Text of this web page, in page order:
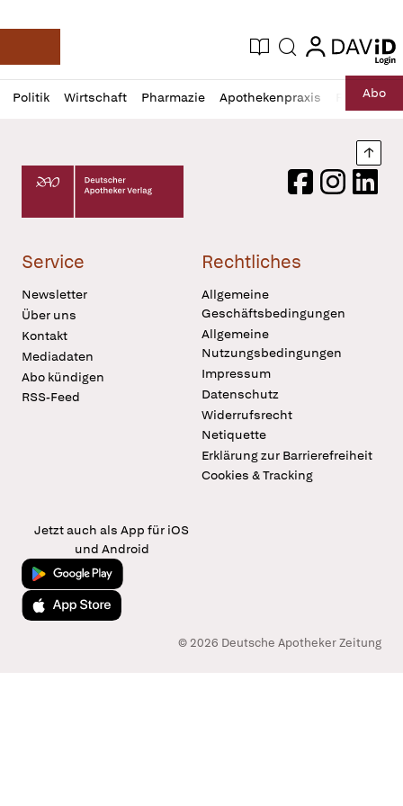
Deutsche Apotheker Zeitung
Aktuelle Ausgabe
Suche login
login
Politik Wirtschaft Pharmazie Apothekenpraxis RechtAbo
Profil
öffnen
Daz
Pur
Deutscher Apotheker Verlag Logo
FacebookInstagram
Service
Newsletter
Über uns
Kontakt
Mediadaten
Abo kündigen
RSS-Feed
Rechtliches
Allgemeine
Geschäftsbedingungen
Allgemeine
Nutzungsbedingungen
Impressum
Datenschutz
Widerrufsrecht
Netiquette
Erklärung zur Barrierefreiheit
Cookies & Tracking
Jetzt auch als App für iOS
und Android
Jetzt bei Google Play
Laden im App Store
© 2026 Deutsche Apotheker Zeitung